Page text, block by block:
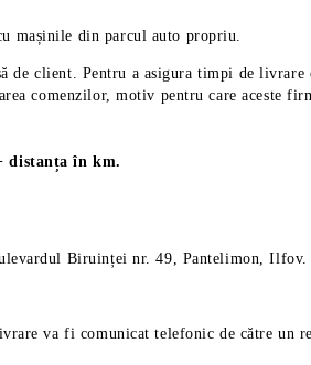
mașinile din parcul auto propriu.
de client. Pentru a asigura timpi de
comenzilor, motiv pentru care aceste
distanța în km.
Biruinței nr. 49, Pantelimon, Ilfov.
va fi comunicat telefonic de către un